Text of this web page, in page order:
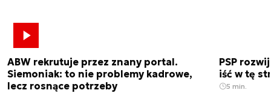
ABW rekrutuje przez znany portal.
Siemoniak: to nie problemy kadrowe,
lecz rosnące potrzeby
PSP
iść w tę
5 min.